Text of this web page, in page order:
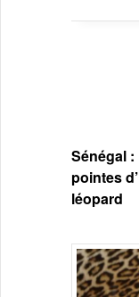
Sénégal
pointes
léopard